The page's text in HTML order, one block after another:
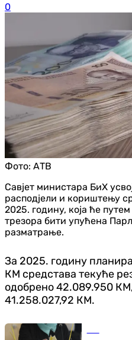
0
Фото: АТВ
Савјет министара БиХ
расподјели и кориштењу
2025. годину, која ће
трезора бити упућена
разматрање.
За 2025. годину
КМ средстава текуће
одобрено 42.089.950
41.258.027,92 КМ.